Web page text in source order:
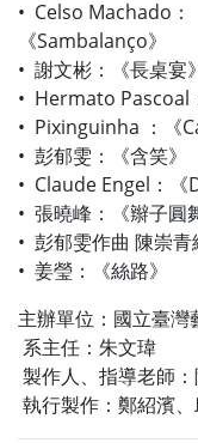
• Celso Machado：
《Sambalanço》
• 謝文彬：《長桌宴》
• Hermato Pascoal
• Pixinguinha ：《
• 彭郁雯：《含笑》
• Claude Engel：《
• 張曉峰：《辮子圓
• 彭郁雯作曲 陳崇青
• 姜瑩：《絲路》
主辦單位：國立臺
系主任：朱文瑋
製作人、指導老師
執行製作：鄭紹濱